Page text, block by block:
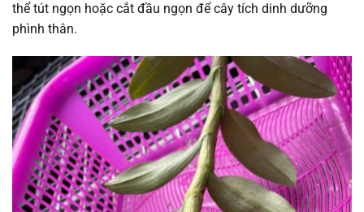
thể tút ngọn hoặc cắt đầu ngọn để cây tích dinh dưỡng
phình thân.